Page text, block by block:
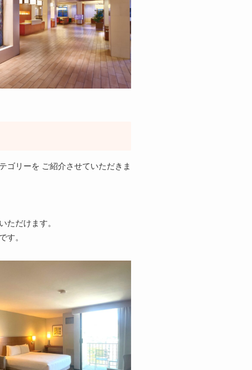
ゴリーを ご紹介させていただきま
だけます。
。